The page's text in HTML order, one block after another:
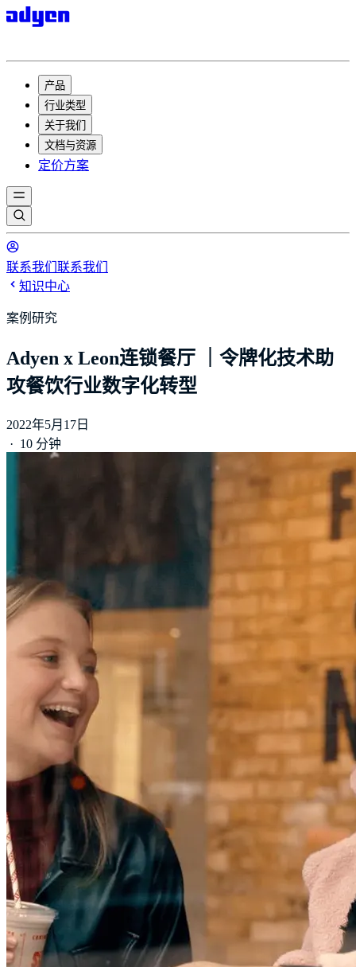
产品
行业类型
关于我们
文档与资源
定价方案
联系我们 联系我们
知识中心
案例研究
Adyen x Leon连锁餐厅 ｜令牌化技术助
攻餐饮行业数字化转型
2022年5月17日
· 10 分钟